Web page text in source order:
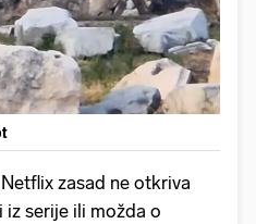
zasad ne otkriva
iz serije ili možda o